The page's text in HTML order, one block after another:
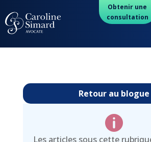
Obtenir une
consultation
Retour au blogue

Les articles sous cette